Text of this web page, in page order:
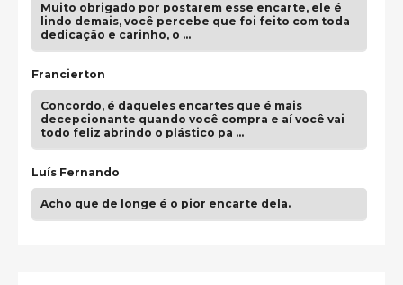
Muito obrigado por postarem esse encarte, ele é
lindo demais, você percebe que foi feito com toda
dedicação e carinho, o …
Francierton
Concordo, é daqueles encartes que é mais
decepcionante quando você compra e aí você vai
todo feliz abrindo o plástico pa …
Luís Fernando
Acho que de longe é o pior encarte dela.